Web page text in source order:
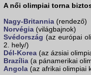
A női olimpiai torna
Nagy-Britannia (rendező)
Norvégia (világbajnok)
Svédország (az európai
2. hely/)
Dél-Korea (az ázsiai
Brazília (a pánamerikai
Angola (az afrikai olimpiai